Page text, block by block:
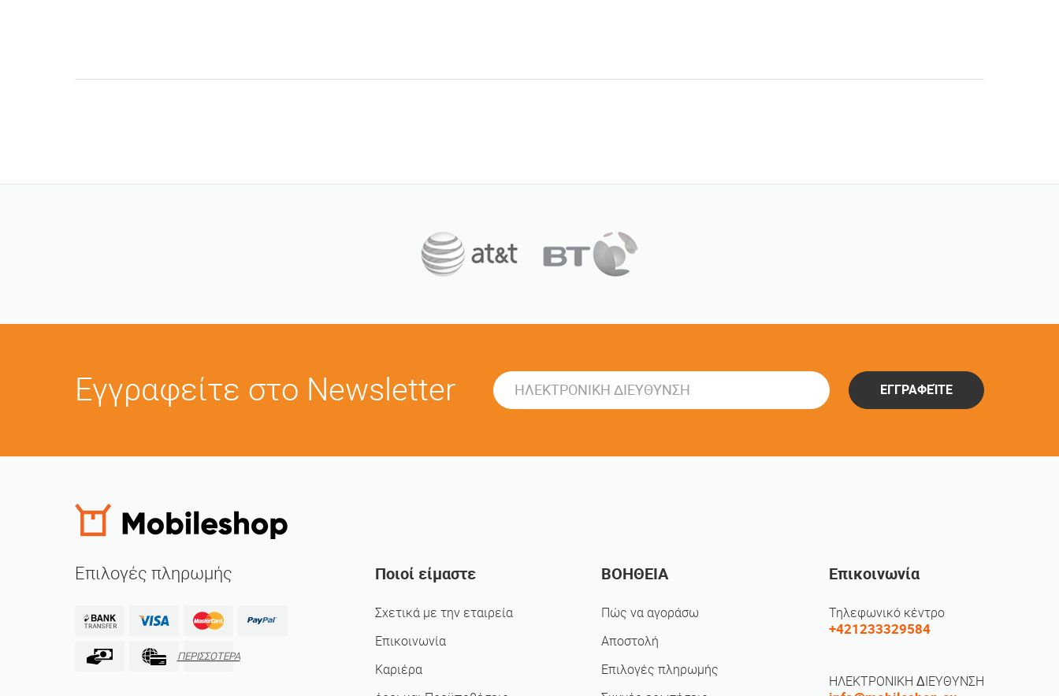
Εγγραφείτε στο Newsletter ΕΓΓΡΑΦΕΊΤΕ
Επιλογές πληρωμής
ΠΕΡΙΣΣΟΤΕΡΑ
Ποιοί είμαστε
Σχετικά με την εταιρεία
Επικοινωνία
Καριέρα
ΒΟΗΘΕΙΑ
Πώς να αγοράσω
Αποστολή
Επιλογές πληρωμής
Επικοινωνία
Τηλεφωνικό κέντρο
+421233329584
ΗΛΕΚΤΡΟΝΙΚΗ ΔΙΕΥΘΥΝΣΗ